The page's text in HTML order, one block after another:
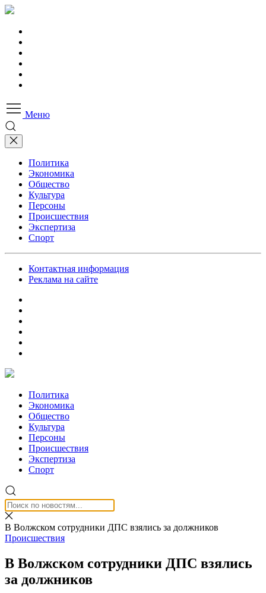
Меню
Политика
Экономика
Общество
Культура
Персоны
Происшествия
Экспертиза
Спорт
Контактная информация
Реклама на сайте
Политика
Экономика
Общество
Культура
Персоны
Происшествия
Экспертиза
Спорт
В Волжском сотрудники ДПС взялись за должников
Происшествия
В Волжском сотрудники ДПС взялись
за должников